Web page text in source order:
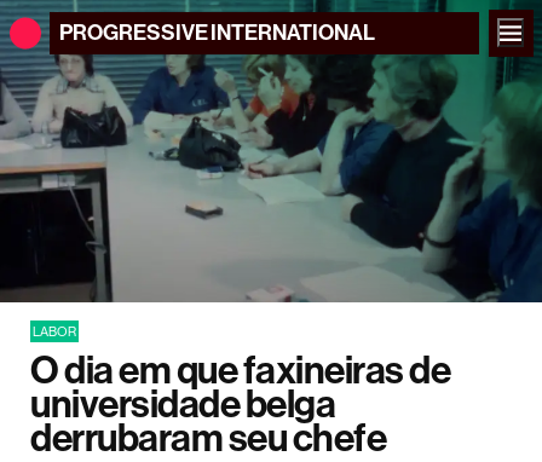
PROGRESSIVEINTERNATIONAL
LABOR
O dia em que faxineiras de
universidade belga
derrubaram seu chefe